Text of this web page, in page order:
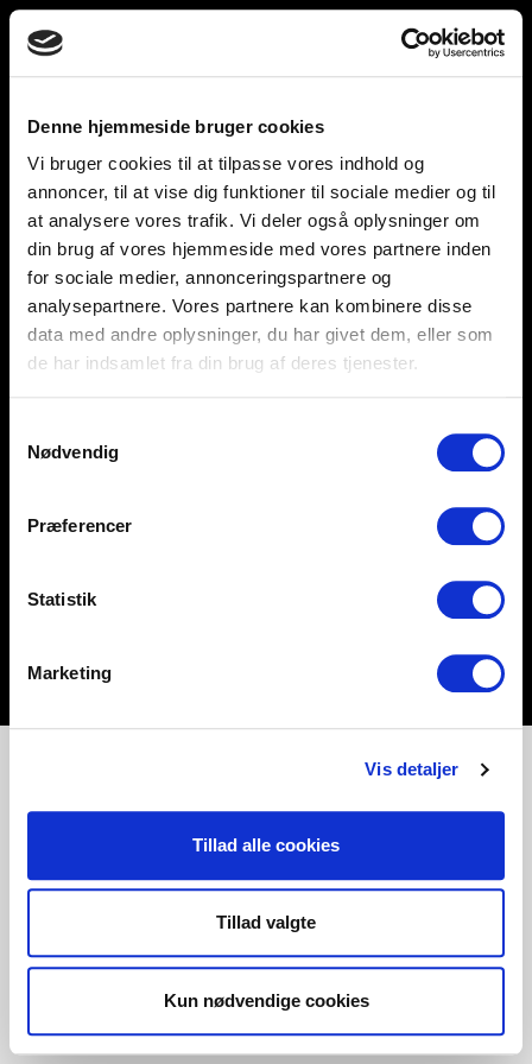
Denne hjemmeside bruger cookies
Vi bruger cookies til at tilpasse vores indhold og
annoncer, til at vise dig funktioner til sociale medier og til
at analysere vores trafik. Vi deler også oplysninger om
din brug af vores hjemmeside med vores partnere inden
for sociale medier, annonceringspartnere og
analysepartnere. Vores partnere kan kombinere disse
data med andre oplysninger, du har givet dem, eller som
de har indsamlet fra din brug af deres tjenester.
Nødvendig
Præferencer
Statistik
Marketing
Vis detaljer
Tillad alle cookies
Tillad valgte
Kun nødvendige cookies
Toggle
navigation
unnu
Help and support
Retailers
Browse for inspiration
SØREN FRICHS VEJ 52, 8230 AABYHØJ
+4586997400
INFO@UNNU.NU